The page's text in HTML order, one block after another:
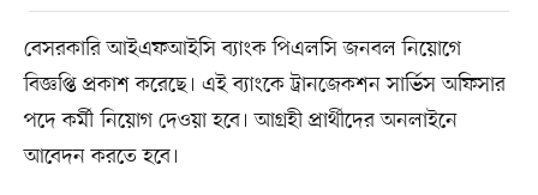
বেসরকারি আইএফআইসি ব্যাংক পিএলসি জনবল নিয়োগে
বিজ্ঞপ্তি প্রকাশ করেছে। এই ব্যাংকে ট্রানজেকশন সার্ভিস অফিসার
পদে কর্মী নিয়োগ দেওয়া হবে। আগ্রহী প্রার্থীদের অনলাইনে
আবেদন করতে হবে।